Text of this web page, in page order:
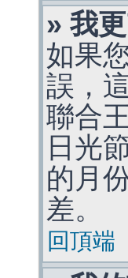
» 我
如果
誤，
聯合
日光
的月
差。
回頂端